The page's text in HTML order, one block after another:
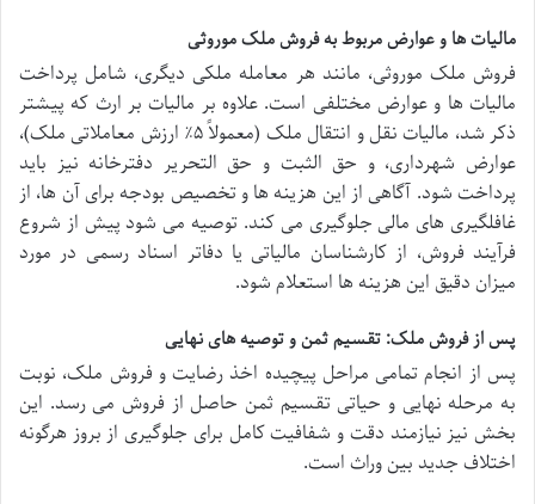
مالیات ها و عوارض مربوط به فروش ملک موروثی
فروش ملک موروثی، مانند هر معامله ملکی دیگری، شامل پرداخت
مالیات ها و عوارض مختلفی است. علاوه بر مالیات بر ارث که پیشتر
ذکر شد، مالیات نقل و انتقال ملک (معمولاً ۵٪ ارزش معاملاتی ملک)،
عوارض شهرداری، و حق الثبت و حق التحریر دفترخانه نیز باید
پرداخت شود. آگاهی از این هزینه ها و تخصیص بودجه برای آن ها، از
غافلگیری های مالی جلوگیری می کند. توصیه می شود پیش از شروع
فرآیند فروش، از کارشناسان مالیاتی یا دفاتر اسناد رسمی در مورد
میزان دقیق این هزینه ها استعلام شود.
پس از فروش ملک: تقسیم ثمن و توصیه های نهایی
پس از انجام تمامی مراحل پیچیده اخذ رضایت و فروش ملک، نوبت
به مرحله نهایی و حیاتی تقسیم ثمن حاصل از فروش می رسد. این
بخش نیز نیازمند دقت و شفافیت کامل برای جلوگیری از بروز هرگونه
اختلاف جدید بین وراث است.